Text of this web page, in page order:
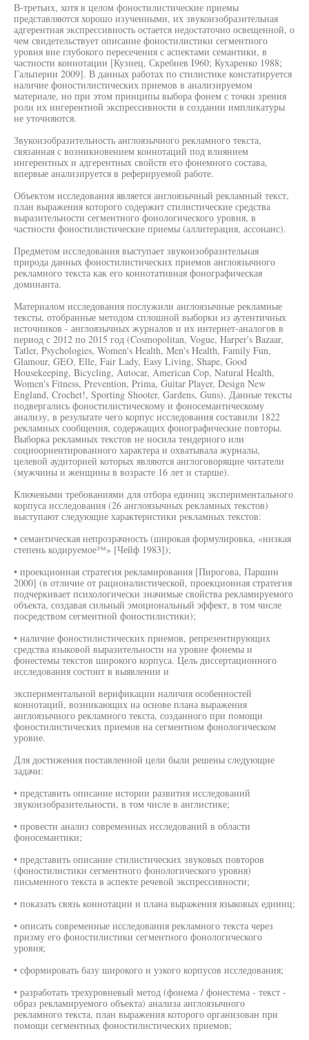
В-третьих, хотя в целом фоностилистические приемы
представляются хорошо изученными, их звукоизобразительная
адгерентная экспрессивность остается недостаточно освещенной, о
чем свидетельствует описание фоностилистики сегментного
уровня вне глубокого пересечения с аспектами семантики, в
частности коннотации [Кузнец, Скребнев I960; Кухаренко 1988;
Гальперин 2009]. В данных работах по стилистике констатируется
наличие фоностилистических приемов в анализируемом
материале, но при этом принципы выбора фонем с точки зрения
роли их ингерентной экспрессивности в создании импликатуры
не уточняются.
Звукоизобразительность англоязычного рекламного текста,
связанная с возникновением коннотаций под влиянием
ингерентных и адгерентных свойств его фонемного состава,
впервые анализируется в реферируемой работе.
Объектом исследования является англоязычный рекламный текст,
план выражения которого содержит стилистические средства
выразительности сегментного фонологического уровня, в
частности фоностилистические приемы (аллитерация, ассонанс).
Предметом исследования выступает звукоизобразительная
природа данных фоностилистических приемов англоязычного
рекламного текста как его коннотативная фонографическая
доминанта.
Материалом исследования послужили англоязычные рекламные
тексты, отобранные методом сплошной выборки из аутентичных
источников - англоязычных журналов и их интернет-аналогов в
период с 2012 по 2015 год (Cosmopolitan, Vogue, Harper's Bazaar,
Tatler, Psychologies, Women's Health, Men's Health, Family Fun,
Glamour, GEO, Elle, Fair Lady, Easy Living, Shape, Good
Housekeeping, Bicycling, Autocar, American Cop, Natural Health,
Women's Fitness, Prevention, Prima, Guitar Player, Design New
England, Crochet!, Sporting Shooter, Gardens, Guns). Данные тексты
подвергались фоностилистическому и фоносемантическому
анализу, в результате чего корпус исследования составили 1822
рекламных сообщения, содержащих фонографические повторы.
Выборка рекламных текстов не носила тендерного или
социоориентированного характера и охватывала журналы,
целевой аудиторией которых являются англоговорящие читатели
(мужчины и женщины в возрасте 16 лет и старше).
Ключевыми требованиями для отбора единиц экспериментального
корпуса исследования (26 англоязычных рекламных текстов)
выступают следующие характеристики рекламных текстов:
• семантическая непрозрачность (широкая формулировка, «низкая
степень кодируемое™» [Чейф 1983]);
• проекционная стратегия рекламирования [Пирогова, Паршин
2000] (в отличие от рационалистической, проекционная стратегия
подчеркивает психологически значимые свойства рекламируемого
объекта, создавая сильный эмоциональный эффект, в том числе
посредством сегментной фоностилистики);
• наличие фоностилистических приемов, репрезентирующих
средства языковой выразительности на уровне фонемы и
фонестемы текстов широкого корпуса. Цель диссертационного
исследования состоит в выявлении и
экспериментальной верификации наличия особенностей
коннотаций, возникающих на основе плана выражения
англоязычного рекламного текста, созданного при помощи
фоностилистических приемов на сегментном фонологическом
уровне.
Для достижения поставленной цели были решены следующие
задачи:
• представить описание истории развития исследований
звукоизобразительности, в том числе в англистике;
• провести анализ современных исследований в области
фоносемантики;
• представить описание стилистических звуковых повторов
(фоностилистики сегментного фонологического уровня)
письменного текста в аспекте речевой экспрессивности;
• показать связь коннотации и плана выражения языковых единиц;
• описать современные исследования рекламного текста через
призму его фоностилистики сегментного фонологического
уровня;
• сформировать базу широкого и узкого корпусов исследования;
• разработать трехуровневый метод (фонема / фонестема - текст -
образ рекламируемого объекта) анализа англоязычного
рекламного текста, план выражения которого организован при
помощи сегментных фоностилистических приемов;